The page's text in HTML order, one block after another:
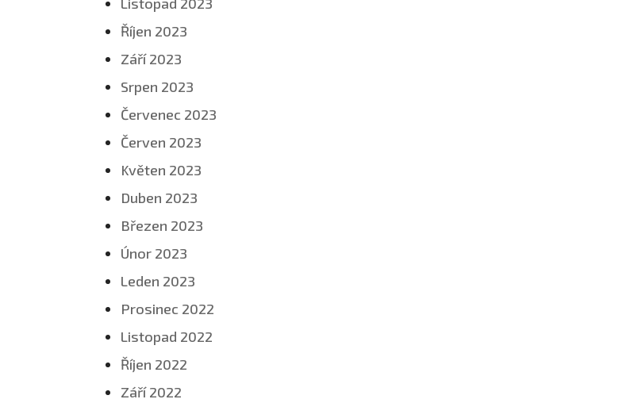
Říjen 2023
Září 2023
Srpen 2023
Červenec 2023
Červen 2023
Květen 2023
Duben 2023
Březen 2023
Únor 2023
Leden 2023
Prosinec 2022
Listopad 2022
Říjen 2022
Září 2022